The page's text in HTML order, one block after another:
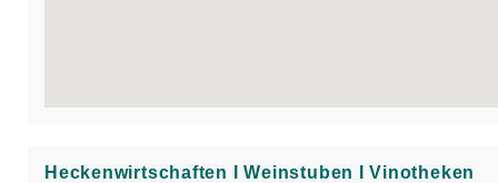
Heckenwirtschaften Ι Weinstuben Ι Vinotheken